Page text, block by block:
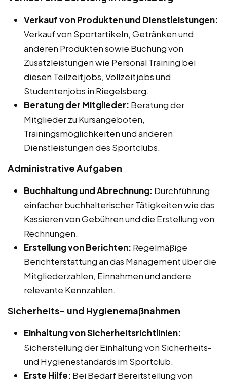
Verkauf von Produkten und Dienstleistungen:
Verkauf von Sportartikeln, Getränken und
anderen Produkten sowie Buchung von
Zusatzleistungen wie Personal Training bei
diesen Teilzeitjobs, Vollzeitjobs und
Studentenjobs in Riegelsberg.
Beratung der Mitglieder: Beratung der
Mitglieder zu Kursangeboten,
Trainingsmöglichkeiten und anderen
Dienstleistungen des Sportclubs.
Administrative Aufgaben
Buchhaltung und Abrechnung: Durchführung
einfacher buchhalterischer Tätigkeiten wie das
Kassieren von Gebühren und die Erstellung von
Rechnungen.
Erstellung von Berichten: Regelmäßige
Berichterstattung an das Management über die
Mitgliederzahlen, Einnahmen und andere
relevante Kennzahlen.
Sicherheits- und Hygienemaßnahmen
Einhaltung von Sicherheitsrichtlinien:
Sicherstellung der Einhaltung von Sicherheits-
und Hygienestandards im Sportclub.
Erste Hilfe: Bei Bedarf Bereitstellung von